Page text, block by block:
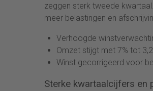
zeggen sterk tweede
meer belastingen en
Verhoogde
Omzet stijgt met 7% tot
Winst gecorrigeerd voor
Sterke kwartaalcijfers en